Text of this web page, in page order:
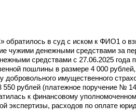
в суд с иском к ФИО1 о
чужими денежными средствами за
средствами с 27.06.2025 года
пошлины в размере 4 000
добровольного имущественного
550 рублей (платежное поручение №
к финансовому
экспертизы, расходов по оплате